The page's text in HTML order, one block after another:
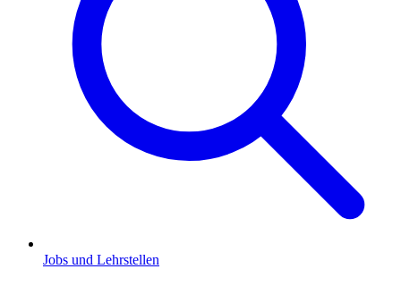
Jobs und Lehrstellen